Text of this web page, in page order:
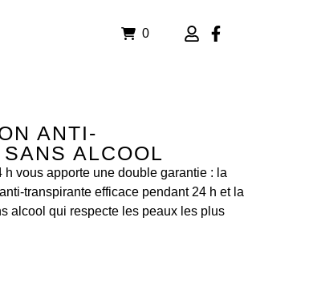
0
ANTI-
ALCOOL
vous apporte une double garantie : la
transpirante efficace pendant 24 h et la
alcool qui respecte les peaux les plus